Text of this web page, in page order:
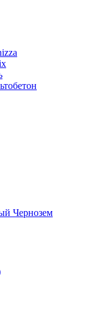
Чернозем